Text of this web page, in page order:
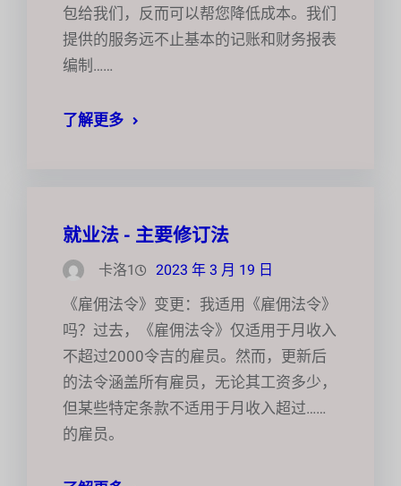
包给我们，反而可以帮您降低成本。我们
提供的服务远不止基本的记账和财务报表
编制……
了解更多
就业法 - 主要修订法
卡洛1 2023 年 3 月 19 日
《雇佣法令》变更：我适用《雇佣法令》
吗？过去，《雇佣法令》仅适用于月收入
不超过2000令吉的雇员。然而，更新后
的法令涵盖所有雇员，无论其工资多少，
但某些特定条款不适用于月收入超过……
的雇员。